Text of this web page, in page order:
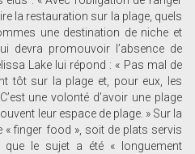
la restauration sur la plage, quels
une destination de niche et
devra promouvoir l’absence de
Lake lui répond : « Pas mal de
tôt sur la plage et, pour eux, les
une volonté d’avoir une plage
leur espace de plage. » Sur la
« finger food », soit de plats servis
que le sujet a été « longuement